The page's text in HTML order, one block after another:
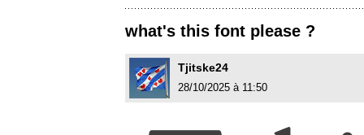
what's this font please ?
Tjitske24
28/10/2025 à 11:50